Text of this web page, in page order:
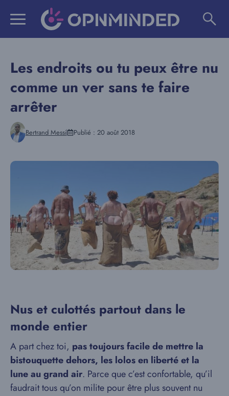
Les endroits ou tu peux être nu
comme un ver sans te faire
arrêter
Bertrand Messi Publié : 20 août 2018
Nus et culottés partout dans le
monde entier
A part chez toi, pas toujours facile de mettre la
bistouquette dehors, les lolos en liberté et la
lune au grand air. Parce que c’est confortable, qu’il
faudrait tous qu’on milite pour être plus souvent nu